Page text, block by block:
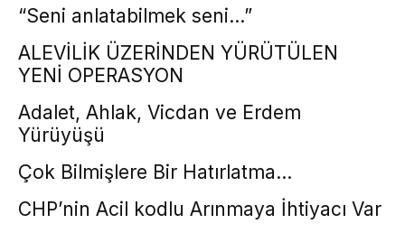
“Seni anlatabilmek seni…”
ALEVİLİK ÜZERİNDEN YÜRÜTÜLEN
YENİ OPERASYON
Adalet, Ahlak, Vicdan ve Erdem
Yürüyüşü
Çok Bilmişlere Bir Hatırlatma…
CHP’nin Acil kodlu Arınmaya İhtiyacı Var